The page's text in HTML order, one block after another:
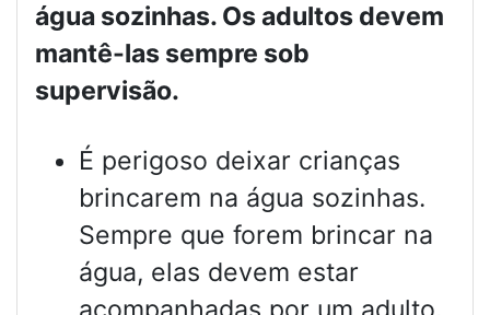
água sozinhas. Os adultos devem
mantê-las sempre sob
supervisão.
É perigoso deixar crianças
brincarem na água sozinhas.
Sempre que forem brincar na
água, elas devem estar